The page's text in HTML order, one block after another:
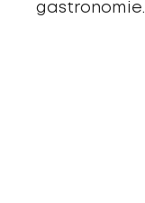
gastronomie.